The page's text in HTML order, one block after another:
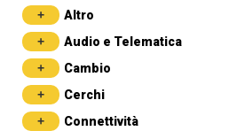
Altro
Audio e Telematica
Cambio
Cerchi
Connettività